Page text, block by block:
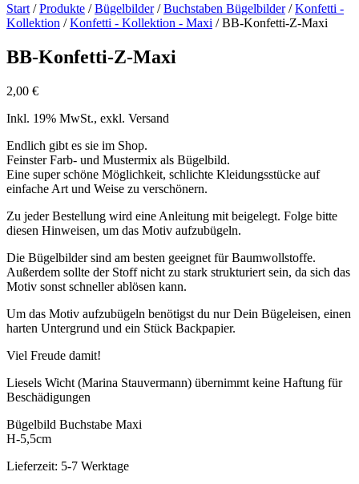
Start /Produkte /Bügelbilder/Buchstaben Bügelbilder/Konfetti -
Kollektion /Konfetti - Kollektion - Maxi / BB-Konfetti-Z-Maxi
BB-Konfetti-Z-Maxi
2,00 €
Inkl. 19% MwSt., exkl. Versand
Endlich gibt es sie im Shop.
Feinster Farb- und Mustermix als Bügelbild.
Eine super schöne Möglichkeit, schlichte Kleidungsstücke auf
einfache Art und Weise zu verschönern.
Zu jeder Bestellung wird eine Anleitung mit beigelegt. Folge bitte
diesen Hinweisen, um das Motiv aufzubügeln.
Die Bügelbilder sind am besten geeignet für Baumwollstoffe.
Außerdem sollte der Stoff nicht zu stark strukturiert sein, da sich das
Motiv sonst schneller ablösen kann.
Um das Motiv aufzubügeln benötigst du nur Dein Bügeleisen, einen
harten Untergrund und ein Stück Backpapier.
Viel Freude damit!
Liesels Wicht (Marina Stauvermann) übernimmt keine Haftung für
Beschädigungen
Bügelbild Buchstabe Maxi
H-5,5cm
Lieferzeit: 5-7 Werktage